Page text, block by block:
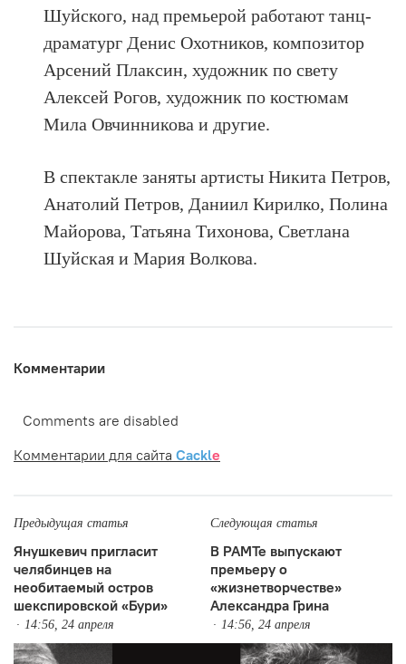
Шуйского, над премьерой работают танц-
драматург Денис Охотников, композитор
Арсений Плаксин, художник по свету
Алексей Рогов, художник по костюмам
Мила Овчинникова и другие.
В спектакле заняты артисты Никита Петров,
Анатолий Петров, Даниил Кирилко, Полина
Майорова, Татьяна Тихонова, Светлана
Шуйская и Мария Волкова.
Комментарии
Comments are disabled
Комментарии для сайта Cackle
Предыдущая статья
Янушкевич пригласит
челябинцев на
необитаемый остров
шекспировской «Бури»
14:56, 24 апреля
Следующая статья
В РАМТе выпускают
премьеру о
«жизнетворчестве»
Александра Грина
14:56, 24 апреля